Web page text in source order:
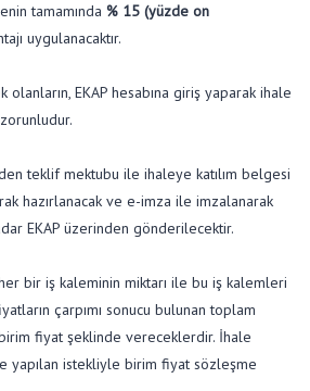
tamamında % 15 (yüzde on
uygulanacaktır.
EKAP hesabına giriş yaparak ihale
teklif mektubu ile ihaleye katılım belgesi
hazırlanacak ve e-imza ile imzalanarak
EKAP üzerinden gönderilecektir.
bir iş kaleminin miktarı ile bu iş kalemleri
çarpımı sonucu bulunan toplam
fiyat şeklinde vereceklerdir. İhale
yapılan istekliyle birim fiyat sözleşme